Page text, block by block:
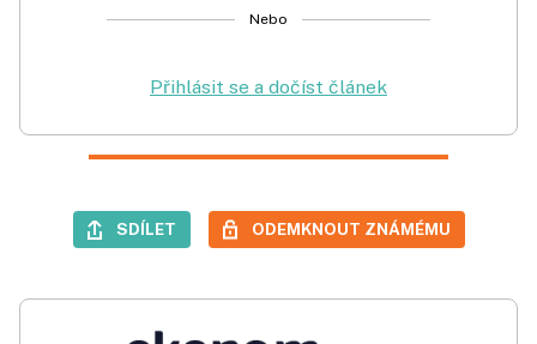
Nebo
Přihlásit se a dočíst článek
SDÍLET ODEMKNOUT ZNÁMÉMU